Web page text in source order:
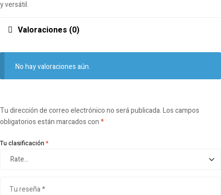
y versátil.
Valoraciones (0)
No hay valoraciones aún.
Tu dirección de correo electrónico no será publicada.Los campos
obligatorios están marcados con*
Tu clasificación*